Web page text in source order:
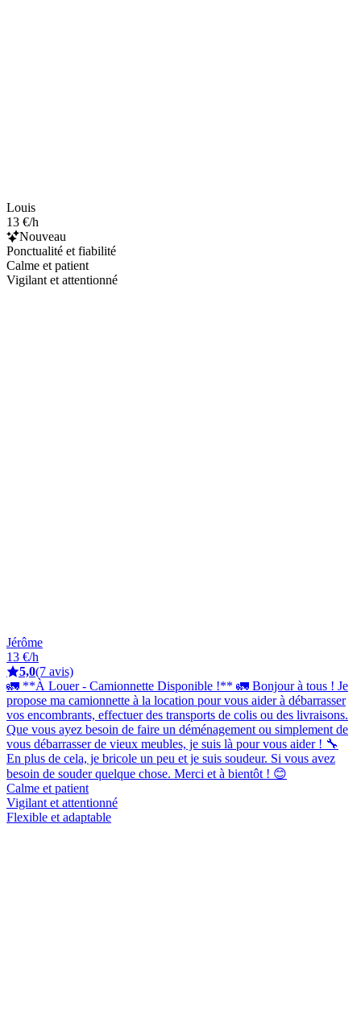
Louis
13 €/h
Nouveau
Ponctualité et fiabilité
Calme et patient
Vigilant et attentionné
Jérôme
13 €/h
5,0(7 avis)
🚛 **À Louer - Camionnette Disponible !** 🚛 Bonjour à tous ! Je
propose ma camionnette à la location pour vous aider à débarrasser
vos encombrants, effectuer des transports de colis ou des livraisons.
Que vous ayez besoin de faire un déménagement ou simplement de
vous débarrasser de vieux meubles, je suis là pour vous aider ! 🔧
En plus de cela, je bricole un peu et je suis soudeur. Si vous avez
besoin de souder quelque chose. Merci et à bientôt ! 😊
Calme et patient
Vigilant et attentionné
Flexible et adaptable